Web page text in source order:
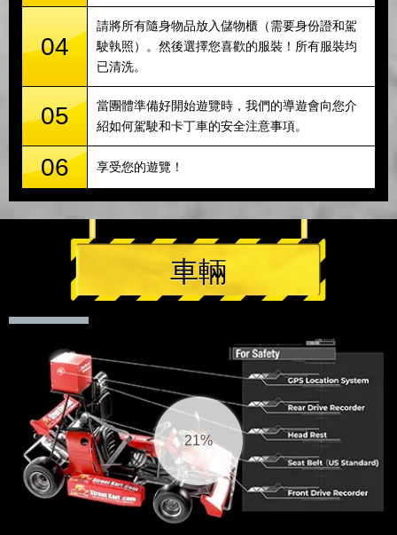
04
請將所有隨身物品放入儲物櫃（需要身份證和駕
駛執照）。然後選擇您喜歡的服裝！所有服裝均
已清洗。
05
當團體準備好開始遊覽時，我們的導遊會向您介
紹如何駕駛和卡丁車的安全注意事項。
06 享受您的遊覽！
車輛
21%